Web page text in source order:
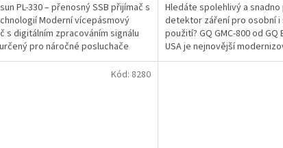
PL-330 – přenosný SSB přijímač s
Moderní vícepásmový
s digitálním zpracováním signálu
pro náročné posluchače
a SSB...
z
5
hvězdiček.
Hledáte spolehlivý a
detektor záření pro osobní i
použití? GQ GMC-800 od
USA je nejnovější
který vám pomůže...
Kód: 8280